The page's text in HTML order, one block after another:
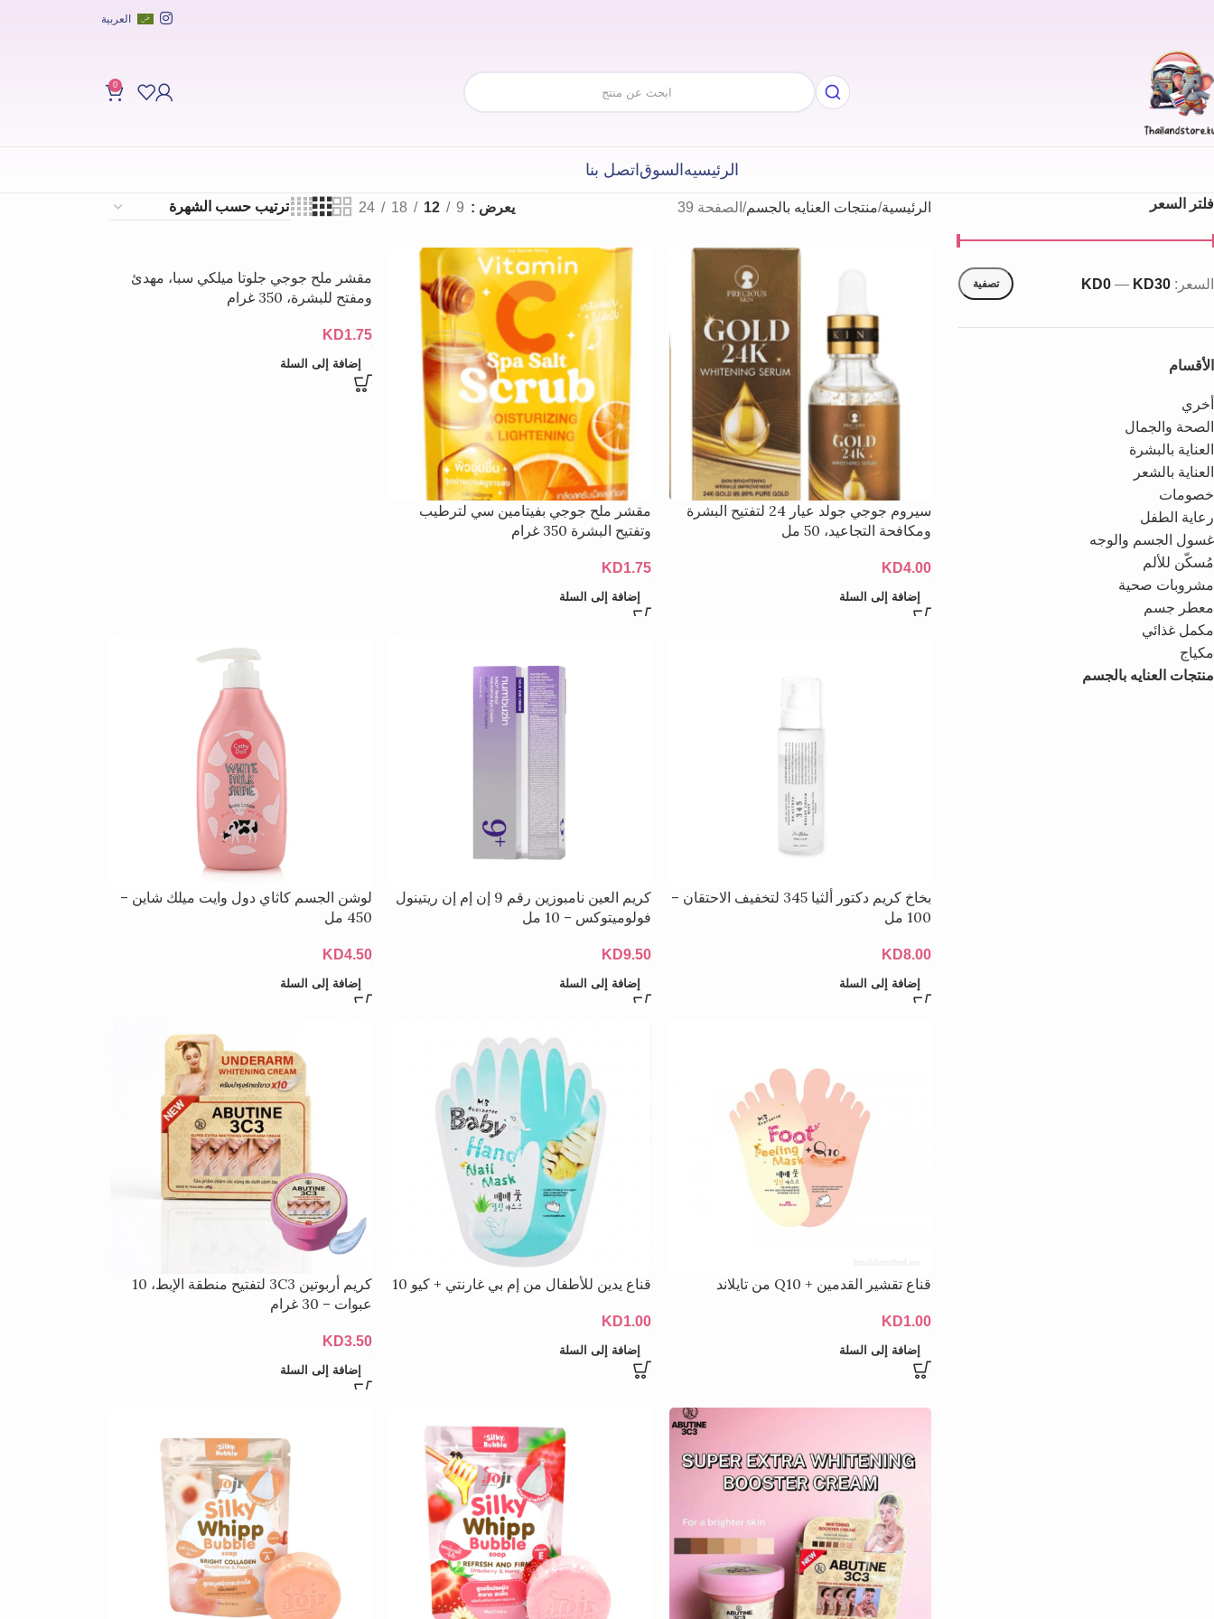
العربية
0
الرئيسيهالسوقاتصل بنا
فلتر السعر
تصفية السعر: KD0 — KD30
الأقسام
أخري
الصحة والجمال
العناية بالبشرة
العناية بالشعر
خصومات
رعاية الطفل
غسول الجسم والوجه
مُسكّن للألم
مشروبات صحية
معطر جسم
مكمل غذائي
مكياج
منتجات العنايه بالجسم
الرئيسية منتجات العنايه بالجسم الصفحة 39 يعرض 9
12
18
24
سيروم جوجي جولد عيار 24 لتفتيح البشرة
ومكافحة التجاعيد، 50 مل
KD4.00
إضافة إلى السلة
مقشر ملح جوجي بفيتامين سي لترطيب
وتفتيح البشرة 350 غرام
KD1.75
إضافة إلى السلة
مقشر ملح جوجي جلوتا ميلكي سبا، مهدئ
ومفتح للبشرة، 350 غرام
KD1.75
إضافة إلى السلة
بخاخ كريم دكتور ألثيا 345 لتخفيف الاحتقان –
100 مل
KD8.00
إضافة إلى السلة
كريم العين نامبوزين رقم 9 إن إم إن ريتينول
فولوميتوكس – 10 مل
KD9.50
إضافة إلى السلة
لوشن الجسم كاثاي دول وايت ميلك شاين –
450 مل
KD4.50
إضافة إلى السلة
قناع تقشير القدمين + Q10 من تايلاند
KD1.00
إضافة إلى السلة
قناع يدين للأطفال من إم بي غارنتي + كيو 10
KD1.00
إضافة إلى السلة
كريم أربوتين 3C3 لتفتيح منطقة الإبط، 10
عبوات – 30 غرام
KD3.50
إضافة إلى السلة